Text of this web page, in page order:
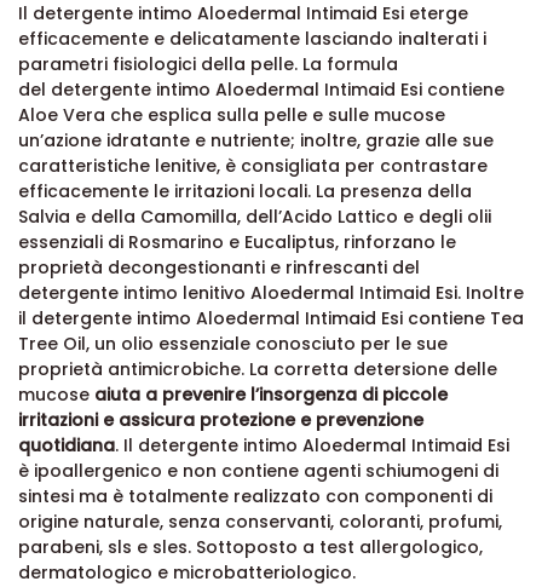
Il detergente intimo Aloedermal Intimaid Esi eterge
efficacemente e delicatamente lasciando inalterati i
parametri fisiologici della pelle. La formula
del detergente intimo Aloedermal Intimaid Esi contiene
Aloe Vera che esplica sulla pelle e sulle mucose
un’azione idratante e nutriente; inoltre, grazie alle sue
caratteristiche lenitive, è consigliata per contrastare
efficacemente le irritazioni locali. La presenza della
Salvia e della Camomilla, dell’Acido Lattico e degli olii
essenziali di Rosmarino e Eucaliptus, rinforzano le
proprietà decongestionanti e rinfrescanti del
detergente intimo lenitivo Aloedermal Intimaid Esi. Inoltre
il detergente intimo Aloedermal Intimaid Esi contiene Tea
Tree Oil, un olio essenziale conosciuto per le sue
proprietà antimicrobiche. La corretta detersione delle
mucose aiuta a prevenire l’insorgenza di piccole
irritazioni e assicura protezione e prevenzione
quotidiana. Il detergente intimo Aloedermal Intimaid Esi
è ipoallergenico e non contiene agenti schiumogeni di
sintesi ma è totalmente realizzato con componenti di
origine naturale, senza conservanti, coloranti, profumi,
parabeni, sls e sles. Sottoposto a test allergologico,
dermatologico e microbatteriologico.